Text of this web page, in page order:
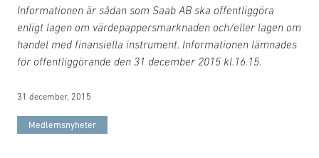
Informationen är sådan som Saab AB ska offentliggöra
enligt lagen om värdepappersmarknaden och/eller lagen om
handel med finansiella instrument. Informationen lämnades
för offentliggörande den 31 december 2015 kl.16.15.
31 december, 2015
Medlemsnyheter